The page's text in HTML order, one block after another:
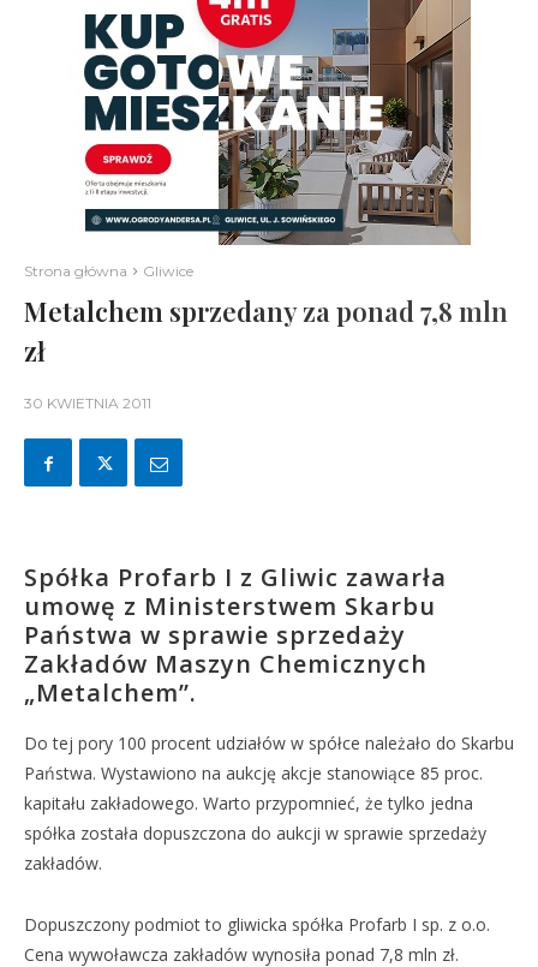
Strona główna Gliwice
Metalchem sprzedany za ponad 7,8 mln
zł
30 KWIETNIA 2011
Spółka Profarb I z Gliwic zawarła
umowę z Ministerstwem Skarbu
Państwa w sprawie sprzedaży
Zakładów Maszyn Chemicznych
„Metalchem”.
Do tej pory 100 procent udziałów w spółce należało do Skarbu
Państwa. Wystawiono na aukcję akcje stanowiące 85 proc.
kapitału zakładowego. Warto przypomnieć, że tylko jedna
spółka została dopuszczona do aukcji w sprawie sprzedaży
zakładów.
Dopuszczony podmiot to gliwicka spółka Profarb I sp. z o.o.
Cena wywoławcza zakładów wynosiła ponad 7,8 mln zł.